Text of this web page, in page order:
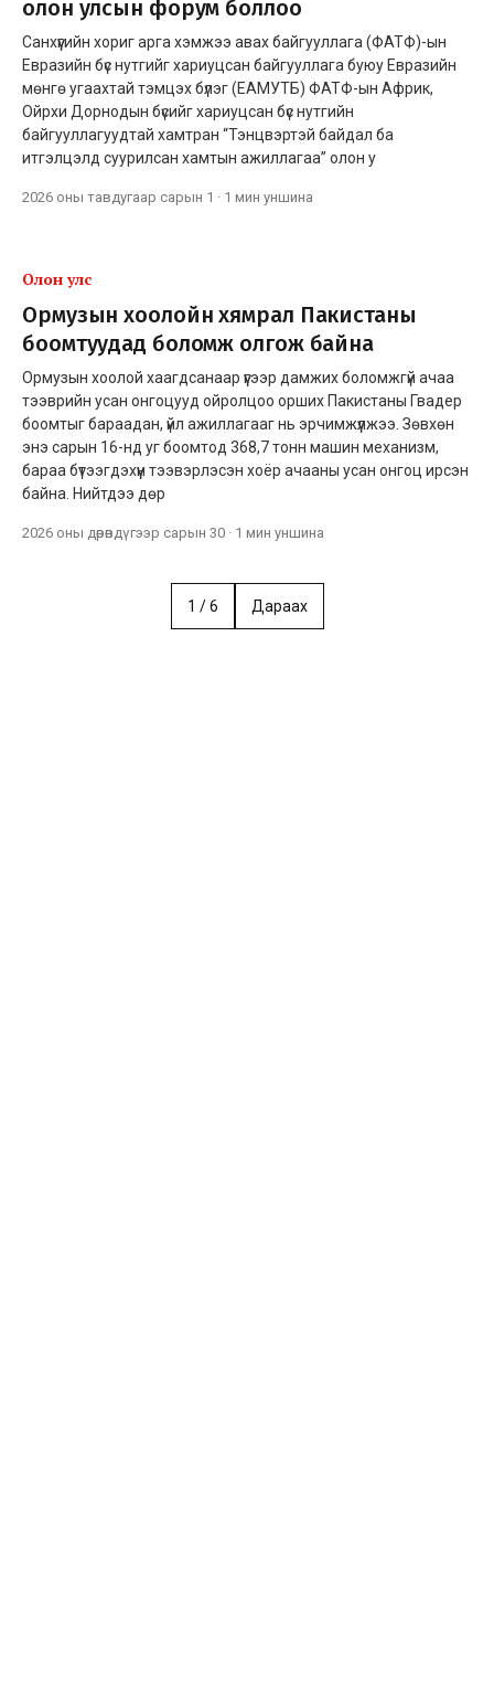
олон улсын форум боллоо
Санхүүгийн хориг арга хэмжээ авах байгууллага (ФАТФ)-ын
Евразийн бүс нутгийг хариуцсан байгууллага буюу Евразийн
мөнгө угаахтай тэмцэх бүлэг (EAМУТБ) ФАТФ-ын Африк,
Ойрхи Дорнодын бүсийг хариуцсан бүс нутгийн
байгууллагуудтай хамтран “Тэнцвэртэй байдал ба
итгэлцэлд суурилсан хамтын ажиллагаа” олон у
2026 оны тавдугаар сарын 1 · 1 мин уншина
Олон улс
Ормузын хоолойн хямрал Пакистаны
боомтуудад боломж олгож байна
Ормузын хоолой хаагдсанаар үүгээр дамжих боломжгүй ачаа
тээврийн усан онгоцууд ойролцоо орших Пакистаны Гвадер
боомтыг бараадан, үйл ажиллагааг нь эрчимжүүлжээ. Зөвхөн
энэ сарын 16-нд уг боомтод 368,7 тонн машин механизм,
бараа бүтээгдэхүүн тээвэрлэсэн хоёр ачааны усан онгоц ирсэн
байна. Нийтдээ дөр
2026 оны дөрөвдүгээр сарын 30 · 1 мин уншина
1 /6 Дараах